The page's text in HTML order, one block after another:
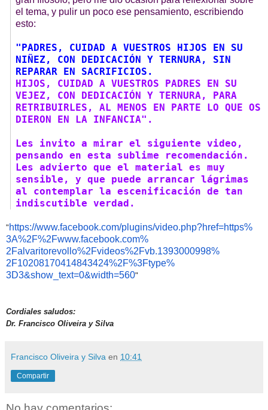
el tema, y pulir un poco ese pensamiento, escribiendo
esto:
"PADRES, CUIDAD A VUESTROS HIJOS EN SU
NIÑEZ, CON DEDICACIÓN Y TERNURA, SIN
REPARAR EN SACRIFICIOS.
HIJOS, CUIDAD A VUESTROS PADRES EN SU
VEJEZ, CON DEDICACIÓN Y TERNURA, PARA
RETRIBUIRLES, AL MENOS EN PARTE LO QUE OS
DIERON EN LA INFANCIA".
Les invito a mirar el siguiente video,
pensando en esta sublime recomendación.
Les advierto que el material es muy
sensible, y que puede arrancar lágrimas
al contemplar la escenificación de tan
indiscutible verdad.
" https://www.facebook.com/plugins/video.php?href=https%
3A%2F%2Fwww.facebook.com%
2Falvaritorevollo%2Fvideos%2Fvb.1393000998%
2F10208170414843424%2F%3Ftype%
3D3&show_text=0&width=560"
Cordiales saludos:
Dr. Francisco Oliveira y Silva
Francisco Oliveira y Silva en 10:41
Compartir